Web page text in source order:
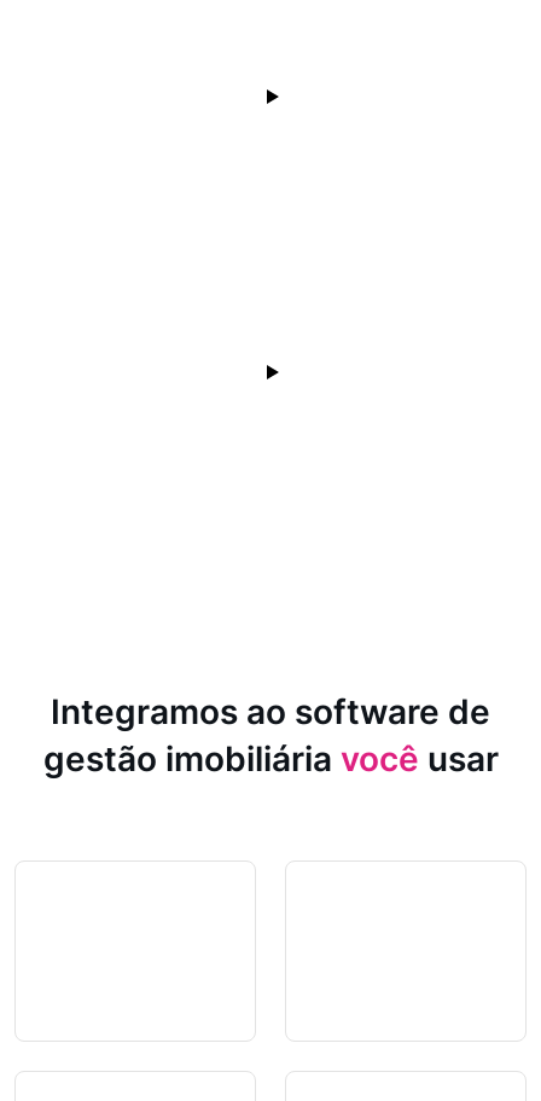
Integramos ao software de
gestão imobiliária você usar